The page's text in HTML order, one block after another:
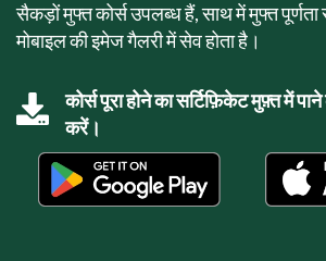
सैकड़ों मुफ्त कोर्स उपलब्ध हैं, साथ में मुफ्त
मोबाइल की इमेज गैलरी में सेव होता है।
कोर्स पूरा होने का सर्टिफ़िकेट मुफ़्त में
करें।